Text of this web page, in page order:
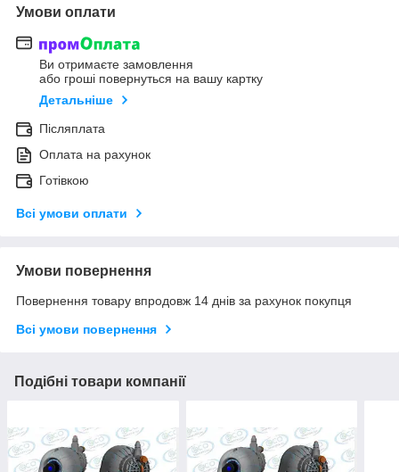
Умови оплати
Ви отримаєте замовлення
або гроші повернуться на вашу картку
Детальніше
Післяплата
Оплата на рахунок
Готівкою
Всі умови оплати
Умови повернення
Повернення товару впродовж 14 днів за рахунок покупця
Всі умови повернення
Подібні товари компанії